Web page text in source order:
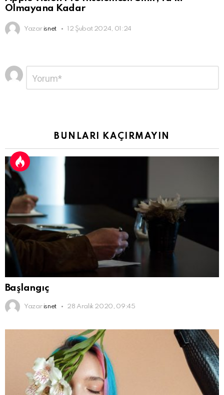
Olmayana Kadar
Yazar isnet 12 Şubat 2024, 01:24
Bir
yanıt
yazın
BUNLARI KAÇIRMAYIN
Başlangıç
Yazar isnet 28 Aralık 2020, 09:45